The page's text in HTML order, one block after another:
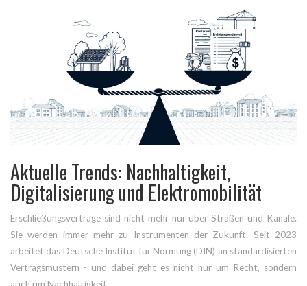
Aktuelle Trends: Nachhaltigkeit,
Digitalisierung und Elektromobilität
Erschließungsverträge sind nicht mehr nur über Straßen und Kanäle.
Sie werden immer mehr zu Instrumenten der Zukunft. Seit 2023
arbeitet das Deutsche Institut für Normung (DIN) an standardisierten
Vertragsmustern - und dabei geht es nicht nur um Recht, sondern